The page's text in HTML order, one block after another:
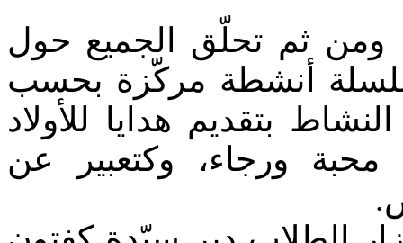
ومن ثم تحلّق الجميع حول
سلسلة أنشطة مركّزة بحسب
بتقديم هدايا للأولاد
محبة ورجاء، وكتعبير عن